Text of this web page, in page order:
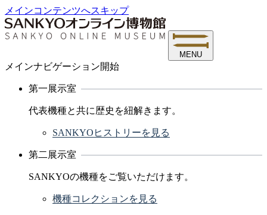
メインコンテンツへスキップ
MENU
メインナビゲーション開始
第一展示室
代表機種と共に歴史を紐解きます。
SANKYOヒストリーを見る
第二展示室
SANKYOの機種をご覧いただけます。
機種コレクションを見る